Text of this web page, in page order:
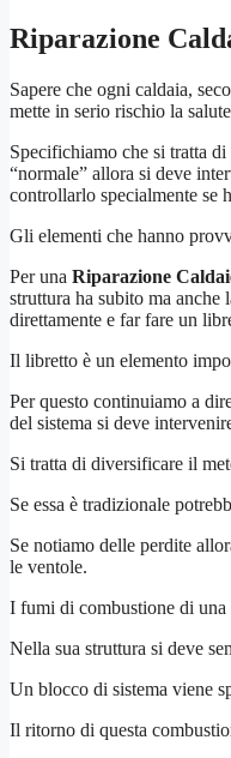
Riparazione
Sapere che ogni caldaia,
mette in serio rischio la
Specifichiamo che si tratta
“normale” allora si deve
controllarlo specialmente se
Gli elementi che hanno
Per una Riparazione
struttura ha subito ma anche
direttamente e far fare un
Il libretto è un elemento
Per questo continuiamo a
del sistema si deve
Si tratta di diversificare il
Se essa è tradizionale
Se notiamo delle perdite
le ventole.
I fumi di combustione di una
Nella sua struttura si deve
Un blocco di sistema viene
Il ritorno di questa